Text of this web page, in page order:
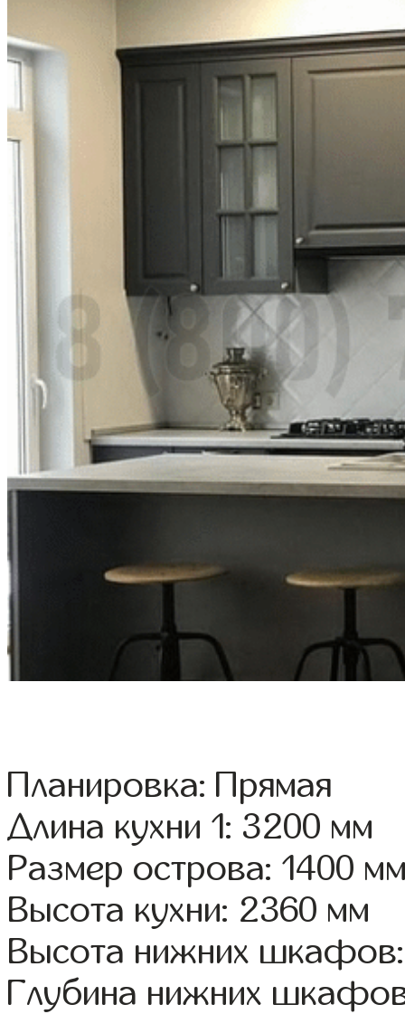
Планировка: Прямая
Длина кухни 1: 3200 мм
Размер острова: 1400
Высота кухни: 2360 мм
Высота нижних
Глубина нижних